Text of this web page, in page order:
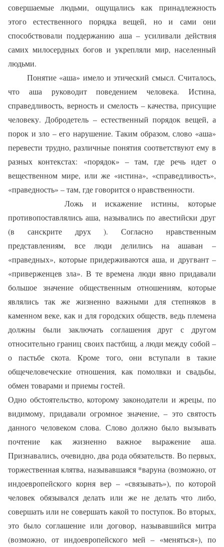
совершаемые людьми, ощущались как принадлежность
этого естественного порядка вещей, но и сами они
способствовали поддержанию аша – усиливали действия
самих милосердных богов и укрепляли мир, населенный
людьми.
Понятие «аша» имело и этический смысл. Считалось,
что аша руководит поведением человека. Истина,
справедливость, верность и смелость – качества, присущие
человеку. Добродетель – естественный порядок вещей, а
порок и зло – его нарушение. Таким образом, слово «аша»
перевести трудно, различные понятия соответствуют ему в
разных контекстах: «порядок» – там, где речь идет о
вещественном мире, или же «истина», «справедливость»,
«праведность» – там, где говорится о нравственности.
Ложь и искажение истины, которые
противопоставлялись аша, назывались по авестийски друг
(в санскрите друх ). Согласно нравственным
представлениям, все люди делились на ашаван –
«праведных», которые придерживаются аша, и другвант –
«приверженцев зла». В те времена люди явно придавали
большое значение общественным отношениям, которые
являлись так же жизненно важными для степняков в
каменном веке, как и для городских обществ, ведь племена
должны были заключать соглашения друг с другом
относительно границ своих пастбищ, а люди между собой –
о пастьбе скота. Кроме того, они вступали в такие
общечеловеческие отношения, как помолвки и свадьбы,
обмен товарами и приемы гостей.
Одно обстоятельство, которому законодатели и жрецы, по
видимому, придавали огромное значение, – это святость
данного человеком слова. Слово должно было вызывать
почтение как жизненно важное выражение аша.
Признавались, очевидно, два рода обязательств. Во первых,
торжественная клятва, называвшаяся *варуна (возможно, от
индоевропейского корня вер – «связывать»), по которой
человек обязывался делать или же не делать что либо,
совершать или не совершать какой то поступок. Во вторых,
это было соглашение или договор, называвшийся митра
(возможно, от индоевропейского мей – «меняться»), по